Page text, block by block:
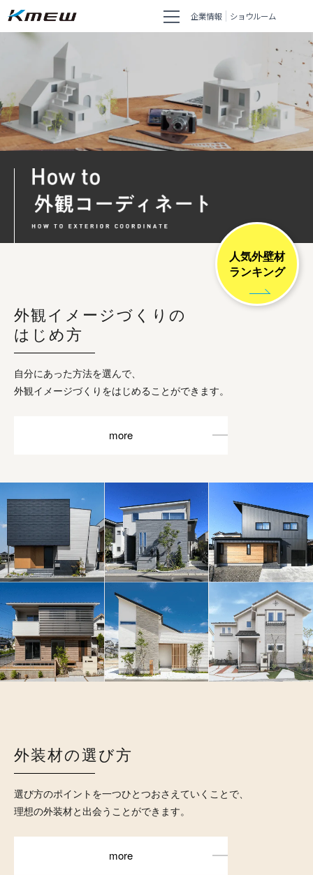
企業情報 ショウルーム
人気外壁材
ランキング
外観イメージづくりの
はじめ方
自分にあった方法を選んで、
外観イメージづくりをはじめることができます。
more
外装材の選び方
選び方のポイントを一つひとつおさえていくことで、
理想の外装材と出会うことができます。
more